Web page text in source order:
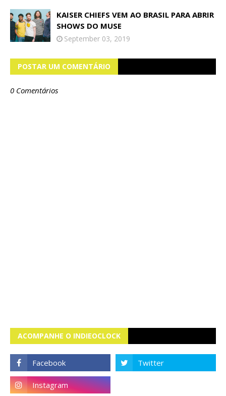
KAISER CHIEFS VEM AO BRASIL PARA ABRIR
SHOWS DO MUSE
September 03, 2019
POSTAR UM COMENTÁRIO
0 Comentários
ACOMPANHE O INDIEOCLOCK